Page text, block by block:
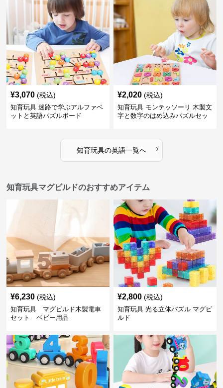
¥3,070 (税込)
知育玩具 迷路で学ぶアルファベ
ットと英語パズルボード
¥2,020 (税込)
知育玩具 モンテッソーリ 木製文
字と数字のはめ込みパズルセッ
知育玩具の英語一覧へ ›
知育玩具マグビルドのおすすめアイテム
¥6,230 (税込)
知育玩具 マグビルド木製電車
セット ベビー用品
¥2,800 (税込)
知育玩具 光る立体パズル マグビ
ルド